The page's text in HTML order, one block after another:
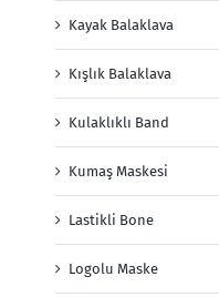
Kayak Balaklava
Kışlık Balaklava
Kulaklıklı Band
Kumaş Maskesi
Lastikli Bone
Logolu Maske